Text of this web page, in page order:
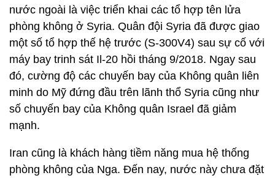
nước ngoài là việc triển khai các tổ hợp tên lửa
phòng không ở Syria. Quân đội Syria đã được giao
một số tổ hợp thế hệ trước (S-300V4) sau sự cố với
máy bay trinh sát Il-20 hồi tháng 9/2018. Ngay sau
đó, cường độ các chuyến bay của Không quân liên
minh do Mỹ đứng đầu trên lãnh thổ Syria cũng như
số chuyến bay của Không quân Israel đã giảm
mạnh.
Iran cũng là khách hàng tiềm năng mua hệ thống
phòng không của Nga. Đến nay, nước này chưa đặt